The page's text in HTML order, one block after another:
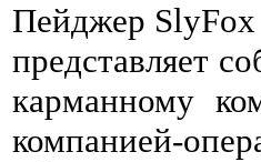
Пейджер SlyFox
представляет
карманному
компанией-